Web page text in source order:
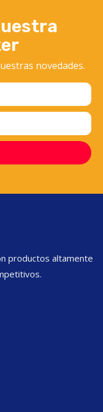
novedades.
productos altamente